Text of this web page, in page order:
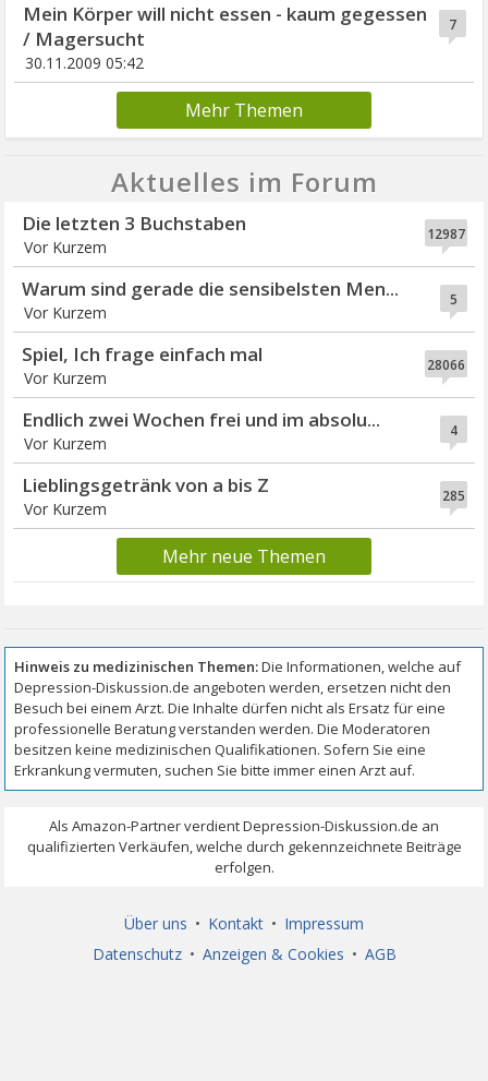
7
Mein Körper will nicht essen - kaum gegessen
/ Magersucht
30.11.2009 05:42
Mehr Themen
Aktuelles im Forum
12987
Die letzten 3 Buchstaben
Vor Kurzem
5
Warum sind gerade die sensibelsten Men...
Vor Kurzem
28066
Spiel, Ich frage einfach mal
Vor Kurzem
4
Endlich zwei Wochen frei und im absolu...
Vor Kurzem
285
Lieblingsgetränk von a bis Z
Vor Kurzem
Mehr neue Themen
Über uns • Kontakt • Impressum
Datenschutz • Anzeigen & Cookies • AGB